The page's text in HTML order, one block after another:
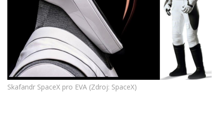
Skafandr SpaceX pro EVA (Zdroj: SpaceX)